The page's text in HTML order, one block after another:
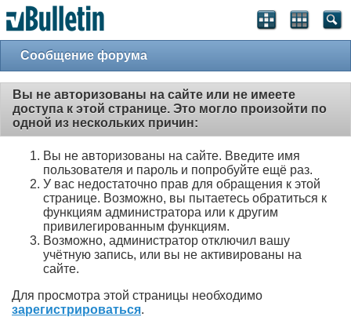
Сообщение форума
Вы не авторизованы на сайте или не имеете
доступа к этой странице. Это могло произойти по
одной из нескольких причин:
Вы не авторизованы на сайте. Введите имя
пользователя и пароль и попробуйте ещё раз.
У вас недостаточно прав для обращения к этой
странице. Возможно, вы пытаетесь обратиться к
функциям администратора или к другим
привилегированным функциям.
Возможно, администратор отключил вашу
учётную запись, или вы не активированы на
сайте.
Для просмотра этой страницы необходимо
зарегистрироваться.